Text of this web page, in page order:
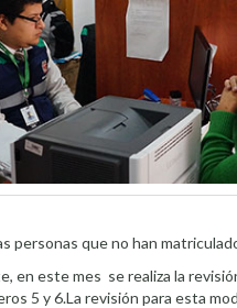
personas que no han
en este mes se realiza la
5 y 6.La revisión para esta